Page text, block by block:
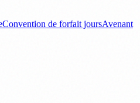
Convention de forfait joursAvenant